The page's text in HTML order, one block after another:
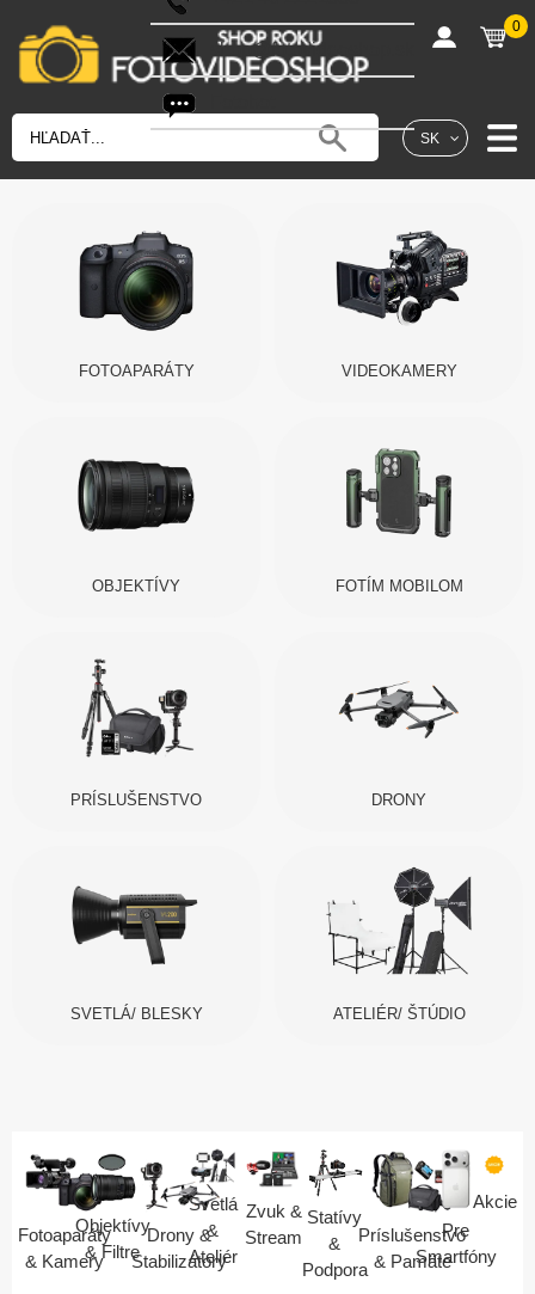
SK
shop@fotovideoshop.sk
0
FOTOAPARÁTY VIDEOKAMERY
OBJEKTÍVY FOTÍM MOBILOM
PRÍSLUŠENSTVO DRONY
SVETLÁ/ BLESKY ATELIÉR/ ŠTÚDIO
Fotoaparáty
& Kamery
Objektívy
& Filtre
Drony &
Stabilizátory
Svetlá
&
Ateliér
Zvuk &
Stream
Statívy
&
Podpora
Príslušenstvo
& Pamäte
Pre
Smartfóny
Akcie